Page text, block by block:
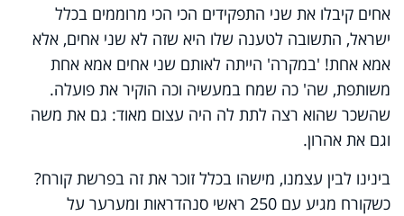
אחים קיבלו את שני התפקידים הכי הכי מרוממים בכלל
ישראל, התשובה לטענה שלו היא שזה לא שני אחים, אלא
אמא אחת! 'במקרה' הייתה לאותם שני אחים אמא אחת
משותפת, שה' כה שמח במעשיה וכה הוקיר את פועלה.
שהשכר שהוא רצה לתת לה היה עצום מאוד: גם את משה
וגם את אהרון.
בינינו לבין עצמנו, מישהו בכלל זוכר את זה בפרשת קורח?
כשקורח מגיע עם 250 ראשי סנהדראות ומערער על